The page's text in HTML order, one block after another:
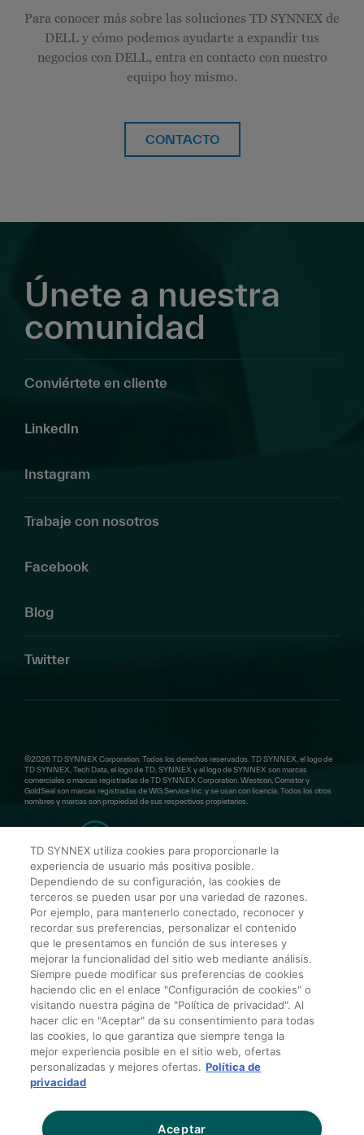
Para conocer más sobre las soluciones TD SYNNEX de
DELL y cómo podemos ayudarte a expandir tus
negocios con DELL, entra en contacto con nuestro
equipo hoy mismo.
CONTACTO
Únete a nuestra
comunidad
Conviértete en cliente
LinkedIn
Instagram
Trabaje con nosotros
Facebook
Blog
Twitter
©2026 TD SYNNEX Corporation. Todos los derechos reservados. TD SYNNEX, el logo de
TD SYNNEX, Tech Data, el logo de TD, SYNNEX y el logo de SYNNEX son marcas
comerciales o marcas registradas de TD SYNNEX Corporation. Westcon, Comstor y
GoldSeal son marcas registradas de WG Service Inc. y se usan con licencia. Todos los otros
nombres y marcas son propiedad de sus respectivos propietarios.
TD SYNNEX MCA
3350 SW 148TH Avenue Suite # 401. Miramar,
FL 33027
Contáctanos
Política de Privacidad para Terceros
Términos y Condiciones Generales de Venta
Condiciones de Tarjeta de Crédito
TD SYNNEX utiliza cookies para proporcionarle la
experiencia de usuario más positiva posible.
Dependiendo de su configuración, las cookies de
terceros se pueden usar por una variedad de razones.
Por ejemplo, para mantenerlo conectado, reconocer y
recordar sus preferencias, personalizar el contenido
que le presentamos en función de sus intereses y
mejorar la funcionalidad del sitio web mediante análisis.
Siempre puede modificar sus preferencias de cookies
haciendo clic en el enlace "Configuración de cookies" o
visitando nuestra página de "Política de privacidad". Al
hacer clic en "Aceptar" da su consentimiento para todas
las cookies, lo que garantiza que siempre tenga la
mejor experiencia posible en el sitio web, ofertas
personalizadas y mejores ofertas. Política de
privacidad
Aceptar